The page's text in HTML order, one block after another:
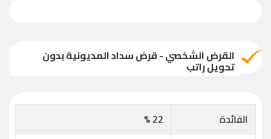
القرض الشخصي - قرض سداد المديونية بدون
تحويل راتب
الفائدة
22 %